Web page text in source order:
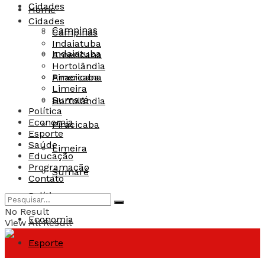
Cidades
Campinas
Indaiatuba
Americana
Hortolândia
Piracicaba
Limeira
Sumaré
Política
Economia
Esporte
Home
Cidades
Campinas
Indaiatuba
Americana
Hortolândia
Piracicaba
Limeira
Sumaré
Política
Economia
Esporte
Saúde
Educação
Programação
Contato
No Result
View All Result